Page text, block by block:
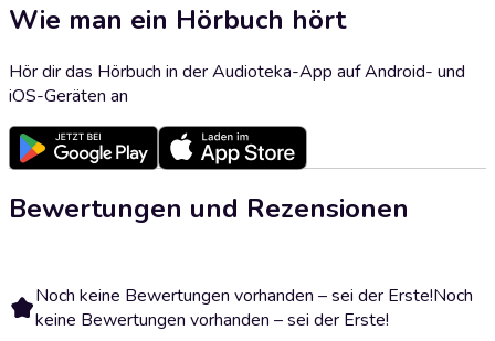
Wie man ein Hörbuch hört
Hör dir das Hörbuch in der Audioteka-App auf Android- und
iOS-Geräten an
Bewertungen und Rezensionen
Noch keine Bewertungen vorhanden – sei der Erste!Noch
keine Bewertungen vorhanden – sei der Erste!